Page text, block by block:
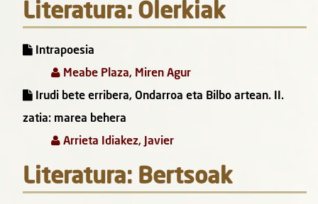
Literatura: Olerkiak
Intrapoesia
Meabe Plaza, Miren Agur
Irudi bete erribera, Ondarroa eta Bilbo artean. II.
zatia: marea behera
Arrieta Idiakez, Javier
Literatura: Bertsoak